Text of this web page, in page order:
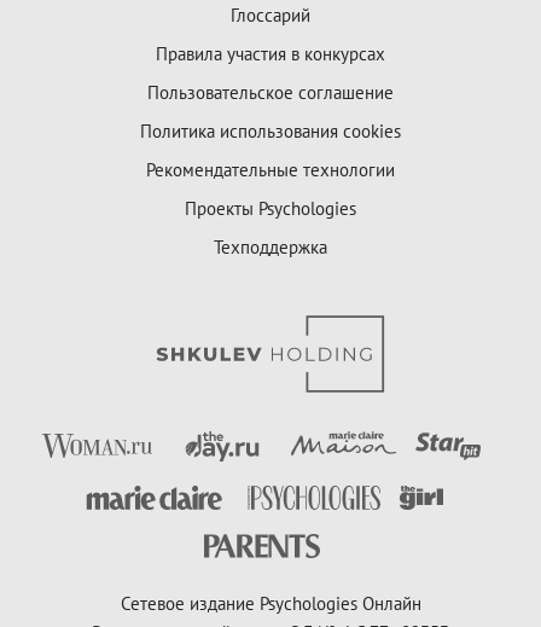
Глоссарий
Правила участия в конкурсах
Пользовательское соглашение
Политика использования cookies
Рекомендательные технологии
Проекты Psychologies
Техподдержка
Сетевое издание Psychologies Онлайн